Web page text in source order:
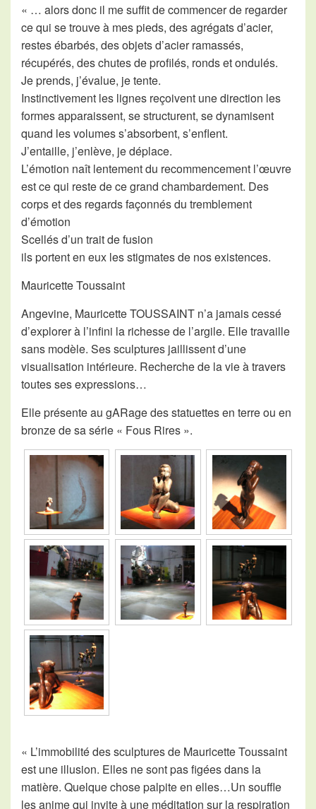
« … alors donc il me suffit de commencer de regarder
ce qui se trouve à mes pieds, des agrégats d’acier,
restes ébarbés, des objets d’acier ramassés,
récupérés, des chutes de profilés, ronds et ondulés.
Je prends, j’évalue, je tente.
Instinctivement les lignes reçoivent une direction les
formes apparaissent, se structurent, se dynamisent
quand les volumes s’absorbent, s’enflent.
J’entaille, j’enlève, je déplace.
L’émotion naît lentement du recommencement l’œuvre
est ce qui reste de ce grand chambardement. Des
corps et des regards façonnés du tremblement
d’émotion
Scellés d’un trait de fusion
ils portent en eux les stigmates de nos existences.
Mauricette Toussaint
Angevine, Mauricette TOUSSAINT n’a jamais cessé
d’explorer à l’infini la richesse de l’argile. Elle travaille
sans modèle. Ses sculptures jaillissent d’une
visualisation intérieure. Recherche de la vie à travers
toutes ses expressions…
Elle présente au gARage des statuettes en terre ou en
bronze de sa série « Fous Rires ».
« L’immobilité des sculptures de Mauricette Toussaint
est une illusion. Elles ne sont pas figées dans la
matière. Quelque chose palpite en elles…Un souffle
les anime qui invite à une méditation sur la respiration